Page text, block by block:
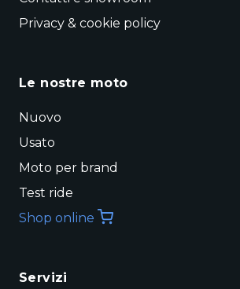
Privacy & cookie policy
Le nostre moto
Nuovo
Usato
Moto per brand
Test ride
Shop online
Servizi